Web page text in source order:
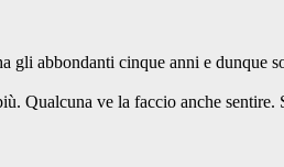
gli abbondanti cinque anni e
Qualcuna ve la faccio anche